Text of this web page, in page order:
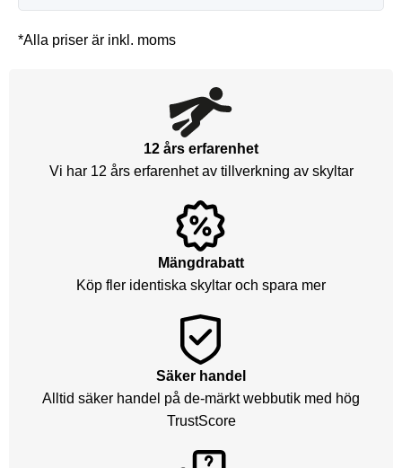
*Alla priser är inkl. moms
12 års erfarenhet
Vi har 12 års erfarenhet av tillverkning av skyltar
Mängdrabatt
Köp fler identiska skyltar och spara mer
Säker handel
Alltid säker handel på de-märkt webbutik med hög
TrustScore